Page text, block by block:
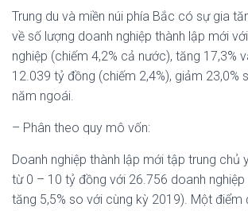
Trung du và miền núi phía Bắc có sự gia
về số lượng doanh nghiệp thành lập mới
nghiệp (chiếm 4,2% cả nước), tăng 17,3%
12.039 tỷ đồng (chiếm 2,4%), giảm 23,0%
năm ngoái.
– Phân theo quy mô vốn:
Doanh nghiệp thành lập mới tập trung chủ
từ 0 – 10 tỷ đồng với 26.756 doanh nghiệp
tăng 5,5% so với cùng kỳ 2019). Một điểm